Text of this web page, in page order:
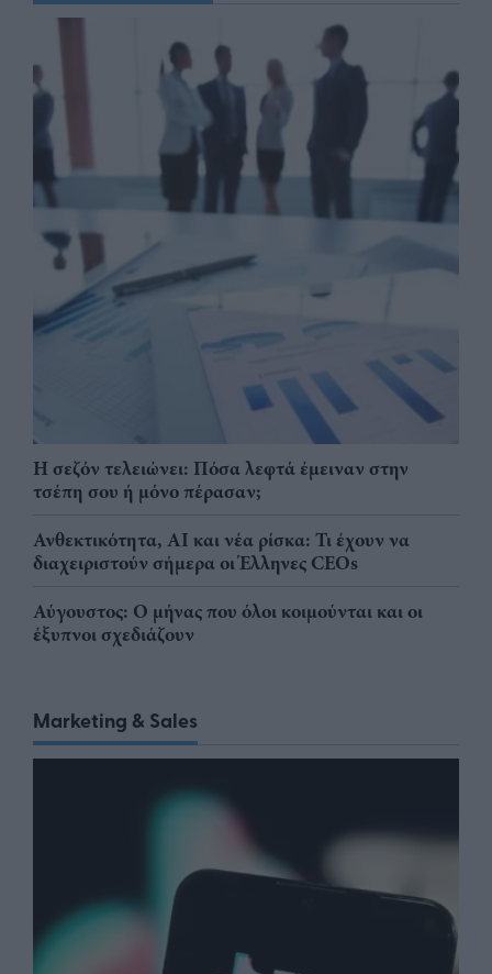
Η σεζόν τελειώνει: Πόσα λεφτά έμειναν στην
τσέπη σου ή μόνο πέρασαν;
Ανθεκτικότητα, AI και νέα ρίσκα: Τι έχουν να
διαχειριστούν σήμερα οι Έλληνες CEOs
Αύγουστος: Ο μήνας που όλοι κοιμούνται και οι
έξυπνοι σχεδιάζουν
Marketing & Sales